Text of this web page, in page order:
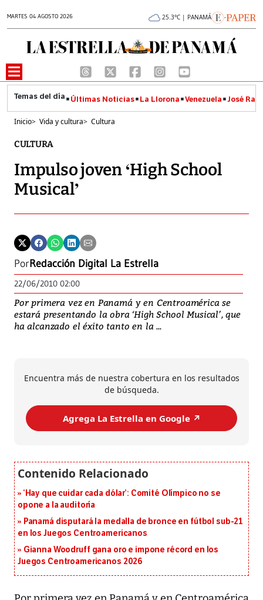
MARTES 04 AGOSTO 2026 25.3°C | PANAMÁ
Últimas Noticias La Llorona Venezuela José
Inicio> Vida y cultura> Cultura
CULTURA
Impulso joven ‘High School
Musical’
PorRedacción Digital La Estrella
22/06/2010 02:00
Por primera vez en Panamá y en Centroamérica se
estará presentando la obra ‘High School Musical’, que
ha alcanzado el éxito tanto en la ...
Encuentra más de nuestra cobertura en los resultados
de búsqueda.
Agrega La Estrella en Google ↗️
‘Hay que cuidar cada dólar’: Comité Olímpico no se
opone a la auditoría
Panamá disputará la medalla de bronce en fútbol sub-21
en los Juegos Centroamericanos
Gianna Woodruff gana oro e impone récord en los
Juegos Centroamericanos 2026